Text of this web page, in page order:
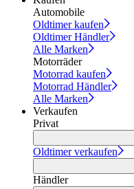
Automobile
Oldtimer kaufen
Oldtimer Händler
Alle Marken
Motorräder
Motorrad kaufen
Motorrad Händler
Alle Marken
Verkaufen
Privat
Oldtimer verkaufen
Händler